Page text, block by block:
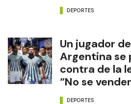
DEPORTES
Un jugador
Argentina se
contra de la
“No se
DEPORTES